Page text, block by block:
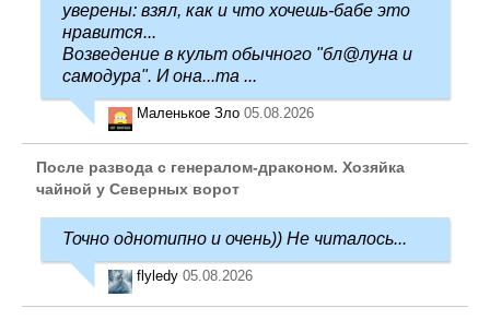
уверены: взял, как и что хочешь-бабе это
нравится...
Возведение в культ обычного "бл@луна и
самодура". И она...та ...
Маленькое Зло 05.08.2026
После развода с генералом-драконом. Хозяйка
чайной у Северных ворот
Точно однотипно и очень)) Не читалось...
flyledy 05.08.2026